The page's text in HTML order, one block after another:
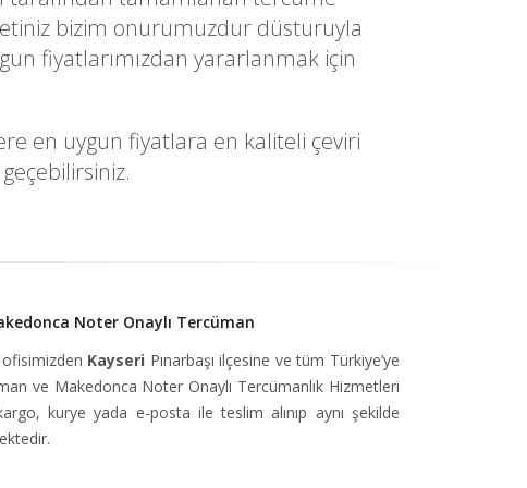
bizim onurumuzdur düsturuyla
fiyatlarımızdan yararlanmak için
en uygun fiyatlara en kaliteli çeviri
Noter Onaylı Tercüman
ofisimizden Kayseri Pınarbaşı ilçesine ve tüm Türkiye’ye
ve Makedonca Noter Onaylı Tercümanlık Hizmetleri
kurye yada e-posta ile teslim alınıp aynı şekilde